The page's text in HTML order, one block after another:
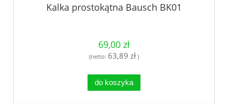
Kalka prostokątna Bausch BK01
69,00 zł
(netto: 63,89 zł )
do koszyka